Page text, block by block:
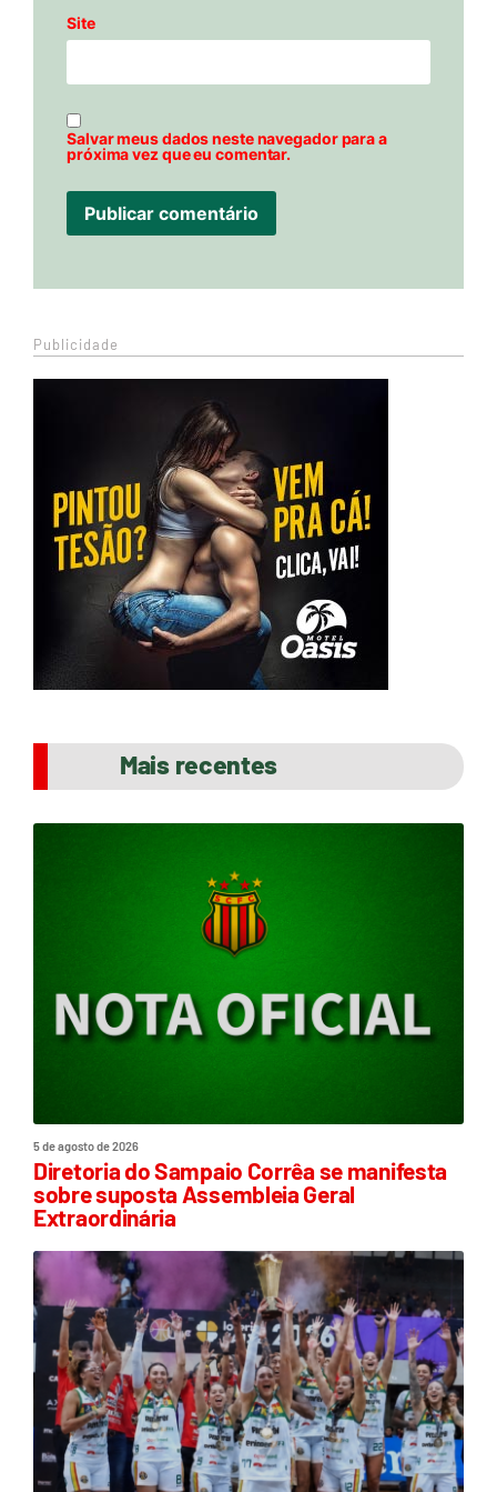
Site
Salvar meus dados neste navegador para a
próxima vez que eu comentar.
Publicidade
Mais recentes
5 de agosto de 2026
Diretoria do Sampaio Corrêa se manifesta
sobre suposta Assembleia Geral
Extraordinária